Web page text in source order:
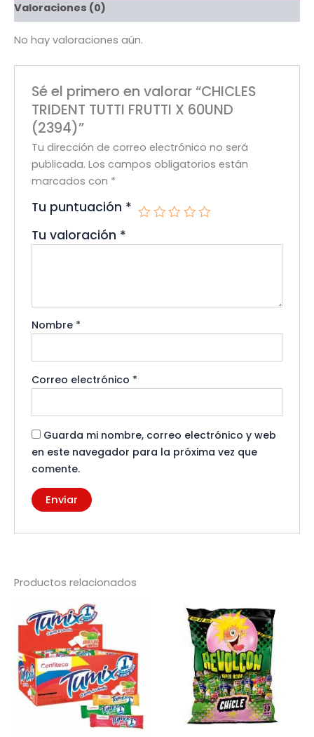
Valoraciones (0)
No hay valoraciones aún.
Sé el primero en valorar “CHICLES
TRIDENT TUTTI FRUTTI X 60UND
(2394)”
Tu dirección de correo electrónico no será
publicada. Los campos obligatorios están
marcados con *
Tu puntuación *
Tu valoración *
Nombre *
Correo electrónico *
Guarda mi nombre, correo electrónico y web
en este navegador para la próxima vez que
comente.
Productos relacionados